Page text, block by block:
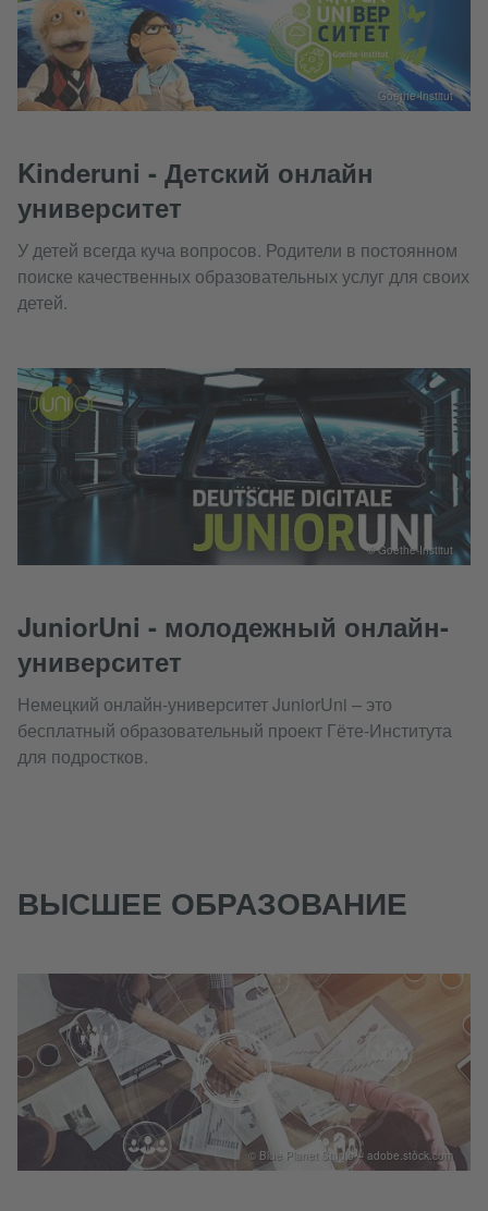
Kinderuni - Детский онлайн
университет
У детей всегда куча вопросов. Родители в постоянном
поиске качественных образовательных услуг для своих
детей.
Goethe-Institut
JuniorUni - молодежный онлайн-
университет
Немецкий онлайн-университет JuniorUni – это
бесплатный образовательный проект Гёте-Института
для подростков.
© Goethe-Institut
ВЫСШЕЕ ОБРАЗОВАНИЕ
© Blue Planet Studio – adobe.stock.com